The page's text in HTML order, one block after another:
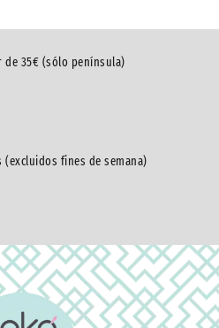
35€ (sólo península)
(excluidos fines de semana)